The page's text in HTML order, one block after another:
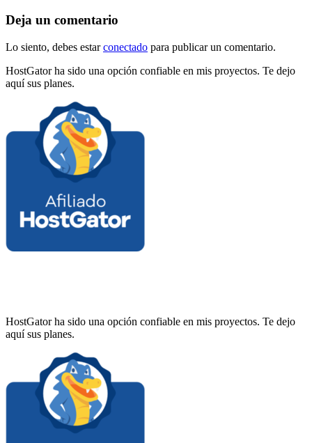
Deja un comentario
Lo siento, debes estarconectado para publicar un comentario.
HostGator ha sido una opción confiable en mis proyectos. Te dejo
aquí sus planes.
HostGator ha sido una opción confiable en mis proyectos. Te dejo
aquí sus planes.